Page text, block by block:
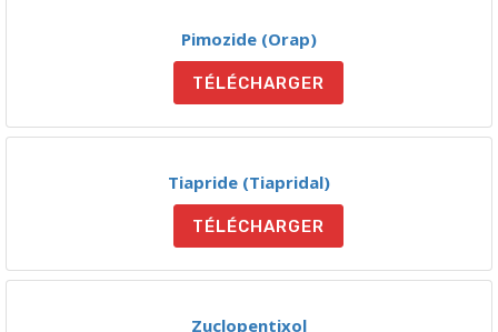
Pimozide (Orap)
TÉLÉCHARGER
Tiapride (Tiapridal)
TÉLÉCHARGER
Zuclopentixol